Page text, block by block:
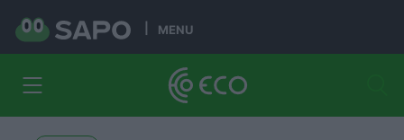
MENU